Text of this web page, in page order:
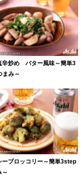
辛炒め バター風味～簡単3
まみ～
ーブロッコリー～簡単3step
～